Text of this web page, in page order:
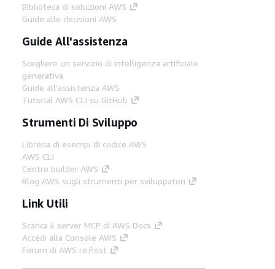
Biblioteca di soluzioni AWS
Guide alle decisioni AWS
Guide All'assistenza
Scegliere un servizio di intelligenza artificiale
generativa
Guide all'assistenza AWS
Tutorial AWS CLI su GitHub
Strumenti Di Sviluppo
Libreria di esempi di codice AWS
AWS CLI
Centro builder AWS
Blog AWS sugli strumenti per sviluppatori
Link Utili
Scarica il server MCP di AWS Docs
Accedi alla Console AWS
Forum di AWS re:Post